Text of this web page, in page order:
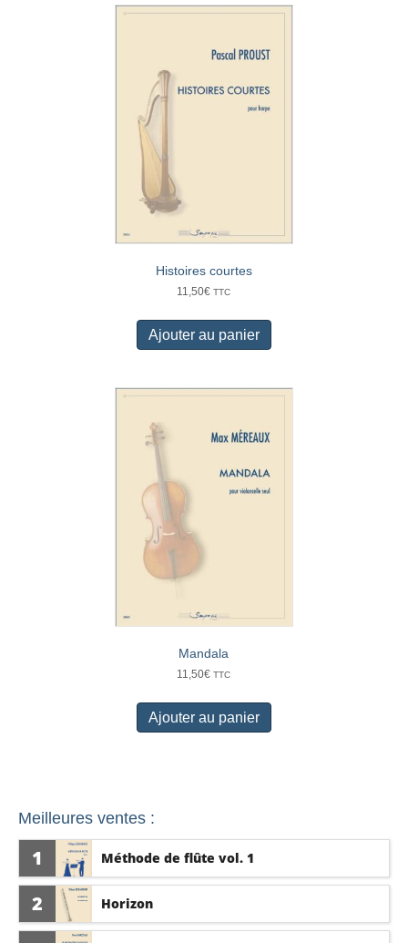
Histoires courtes
11,50€ TTC
Ajouter au panier
Mandala
11,50€ TTC
Ajouter au panier
Meilleures ventes :
1 Méthode de flûte vol. 1
2 Horizon